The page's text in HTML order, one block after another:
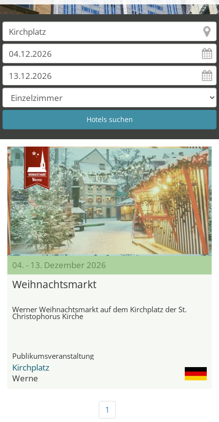
04. - 13. Dezember 2026
Weihnachtsmarkt
Werner Weihnachtsmarkt auf dem Kirchplatz der St.
Christophorus Kirche
Publikumsveranstaltung
Kirchplatz
Werne
1